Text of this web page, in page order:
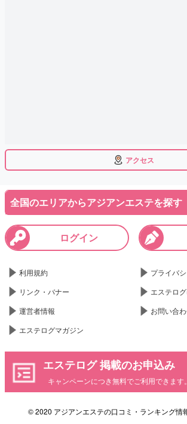
アクセス
全国のエリアからアジアンエステを探す
ログイン
利用規約
プライバ
リンク・バナー
エステロ
運営者情報
お問い合
エステログマガジン
エステログ 掲載のお申込み
キャンペーンにつき無料でご利用できます。
© 2020 アジアンエステの口コミ・ランキング情